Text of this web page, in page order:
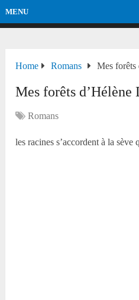
MENU
Home Romans Mes forêts
Mes forêts d’Hélène
Romans
les racines s’accordent à la sève